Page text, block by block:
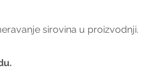
sirovina u proizvodnji.